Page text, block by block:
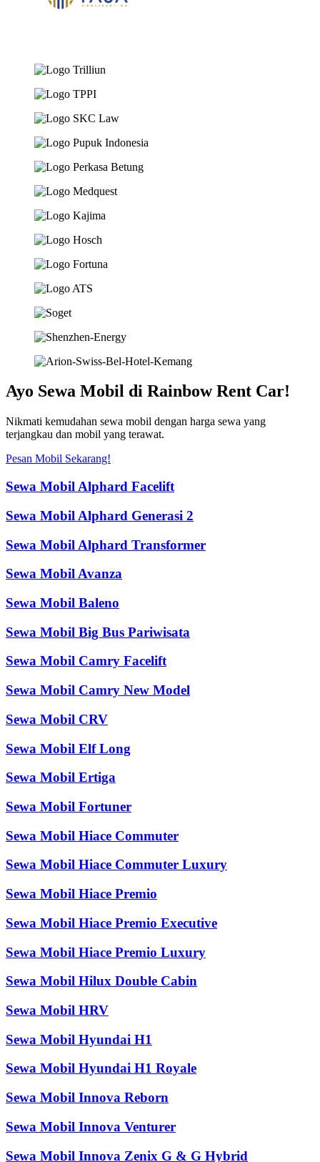
Ayo Sewa Mobil di Rainbow Rent Car!
Nikmati kemudahan sewa mobil dengan harga sewa yang
terjangkau dan mobil yang terawat.
Pesan Mobil Sekarang!
Sewa Mobil Alphard Facelift
Sewa Mobil Alphard Generasi 2
Sewa Mobil Alphard Transformer
Sewa Mobil Avanza
Sewa Mobil Baleno
Sewa Mobil Big Bus Pariwisata
Sewa Mobil Camry Facelift
Sewa Mobil Camry New Model
Sewa Mobil CRV
Sewa Mobil Elf Long
Sewa Mobil Ertiga
Sewa Mobil Fortuner
Sewa Mobil Hiace Commuter
Sewa Mobil Hiace Commuter Luxury
Sewa Mobil Hiace Premio
Sewa Mobil Hiace Premio Executive
Sewa Mobil Hiace Premio Luxury
Sewa Mobil Hilux Double Cabin
Sewa Mobil HRV
Sewa Mobil Hyundai H1
Sewa Mobil Hyundai H1 Royale
Sewa Mobil Innova Reborn
Sewa Mobil Innova Venturer
Sewa Mobil Innova Zenix G & G Hybrid